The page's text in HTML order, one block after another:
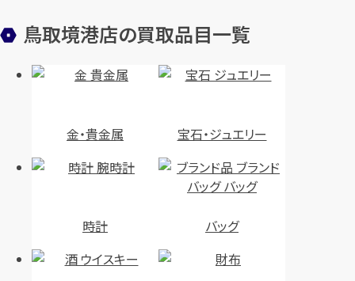
鳥取境港店の買取品目一覧
金・貴金属 宝石・ジュエリー
時計 バッグ